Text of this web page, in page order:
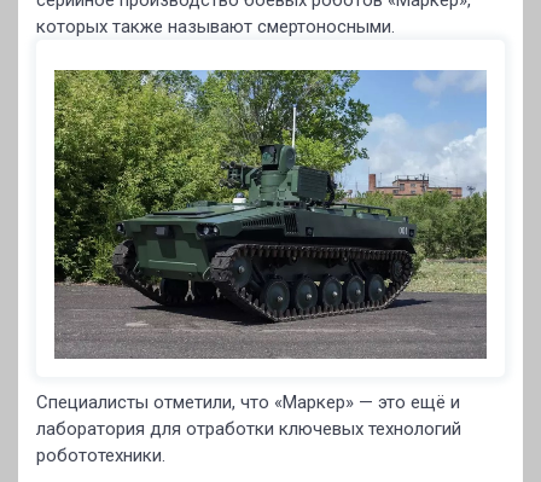
которых также называют смертоносными.
Специалисты отметили, что «Маркер» — это ещё и
лаборатория для отработки ключевых технологий
робототехники.